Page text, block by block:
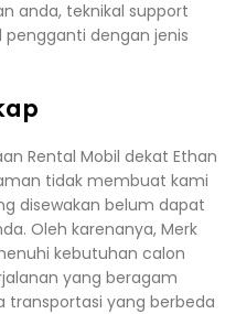
anda, teknikal support
dengan jenis
Rental Mobil dekat Ethan
tidak membuat kami
disewakan belum dapat
Oleh karenanya, Merk
kebutuhan calon
yang beragam
transportasi yang berbeda